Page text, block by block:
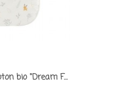
Gigoteuse hiver en coton bio "Dream Forest"...